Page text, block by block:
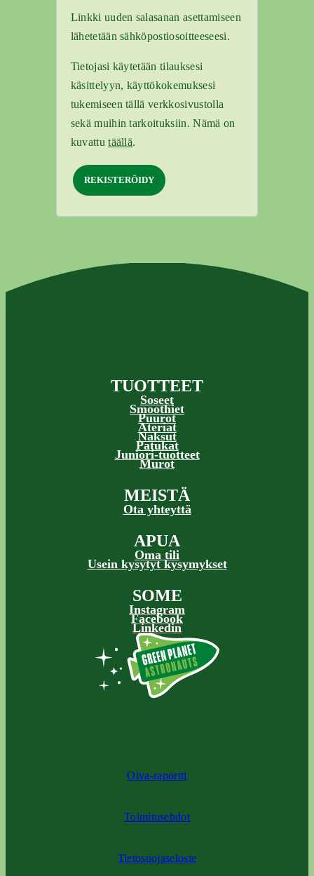
Linkki uuden salasanan asettamiseen
lähetetään sähköpostiosoitteeseesi.
Tietojasi käytetään tilauksesi
käsittelyyn, käyttökokemuksesi
tukemiseen tällä verkkosivustolla
sekä muihin tarkoituksiin. Nämä on
kuvattutäällä.
REKISTERÖIDY
TUOTTEET
Soseet
Smoothiet
Puurot
Ateriat
Naksut
Patukat
Juniori-tuotteet
Murot
MEISTÄ
Ota yhteyttä
APUA
Oma tili
Usein kysytyt kysymykset
SOME
Instagram
Facebook
Linkedin
Tietosuojaseloste
Toimitusehdot
Oiva-raportti